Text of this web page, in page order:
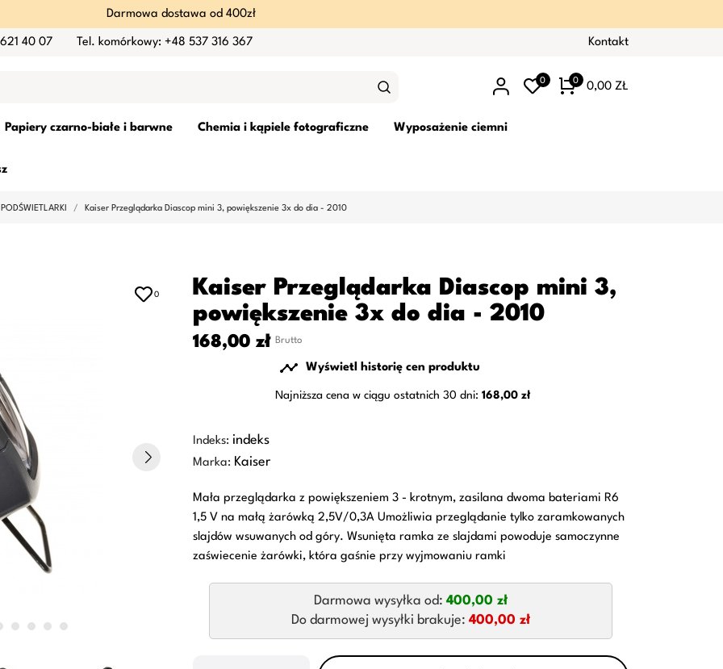
Darmowa dostawa od 400zł
40 07 Tel. komórkowy: +48 537 316 367 Kontakt
0 0 0,00 ZŁ
Papiery czarno-białe i barwne Chemia i kąpiele fotograficzne Wyposażenie ciemni
Kaiser Przeglądarka Diascop mini 3, powiększenie 3x do dia - 2010
0
Kaiser Przeglądarka Diascop mini 3,
powiększenie 3x do dia - 2010
168,00 zł Brutto
 Wyświetl historię cen produktu
Najniższa cena w ciągu ostatnich 30 dni: 168,00 zł
Indeks: indeks
Marka: Kaiser
Mała przeglądarka z powiększeniem 3 - krotnym, zasilana dwoma bateriami R6
1,5 V na małą żarówką 2,5V/0,3A Umożliwia przeglądanie tylko zaramkowanych
slajdów wsuwanych od góry. Wsunięta ramka ze slajdami powoduje samoczynne
zaświecenie żarówki, która gaśnie przy wyjmowaniu ramki
Darmowa wysyłka od: 400,00 zł
Do darmowej wysyłki brakuje: 400,00 zł